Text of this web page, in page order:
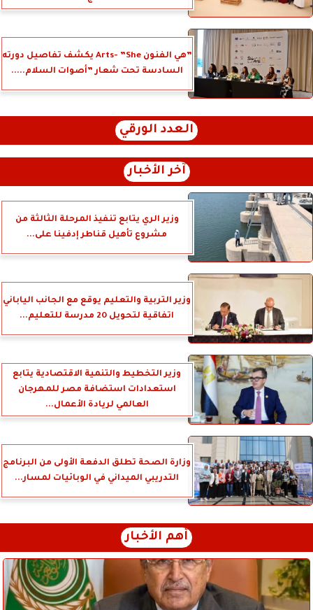
”هي الفنون Arts- ”She يكشف تفاصيل دورته
السادسة تحت شعار ”أصوات السلام.....
العدد الورقي
آخر الأخبار
وزير الري يتابع تنفيذ المرحلة الثالثة من
مشروع تأهيل قناطر إدفينا على...
وزير التربية والتعليم يوقع مع الجانب الياباني
اتفاقية لتحويل 20 مدرسة للتعليم...
وزير التخطيط والتنمية الاقتصادية يتابع
استعدادات استضافة مصر للمهرجان
العالمي لريادة الأعمال...
وزارة الصحة تطلق الدفعة الأولى من البرنامج
التدريبي الميداني في الوبائيات لمسار...
أهم الأخبار